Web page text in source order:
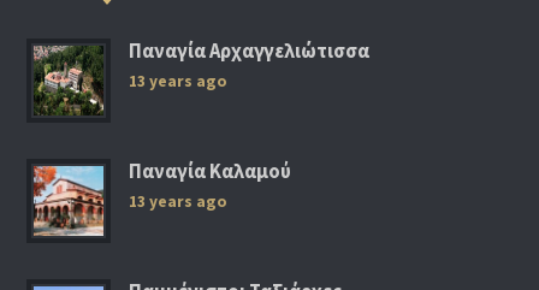
Παναγία Αρχαγγελιώτισσα
13 years ago
Παναγία Καλαμού
13 years ago